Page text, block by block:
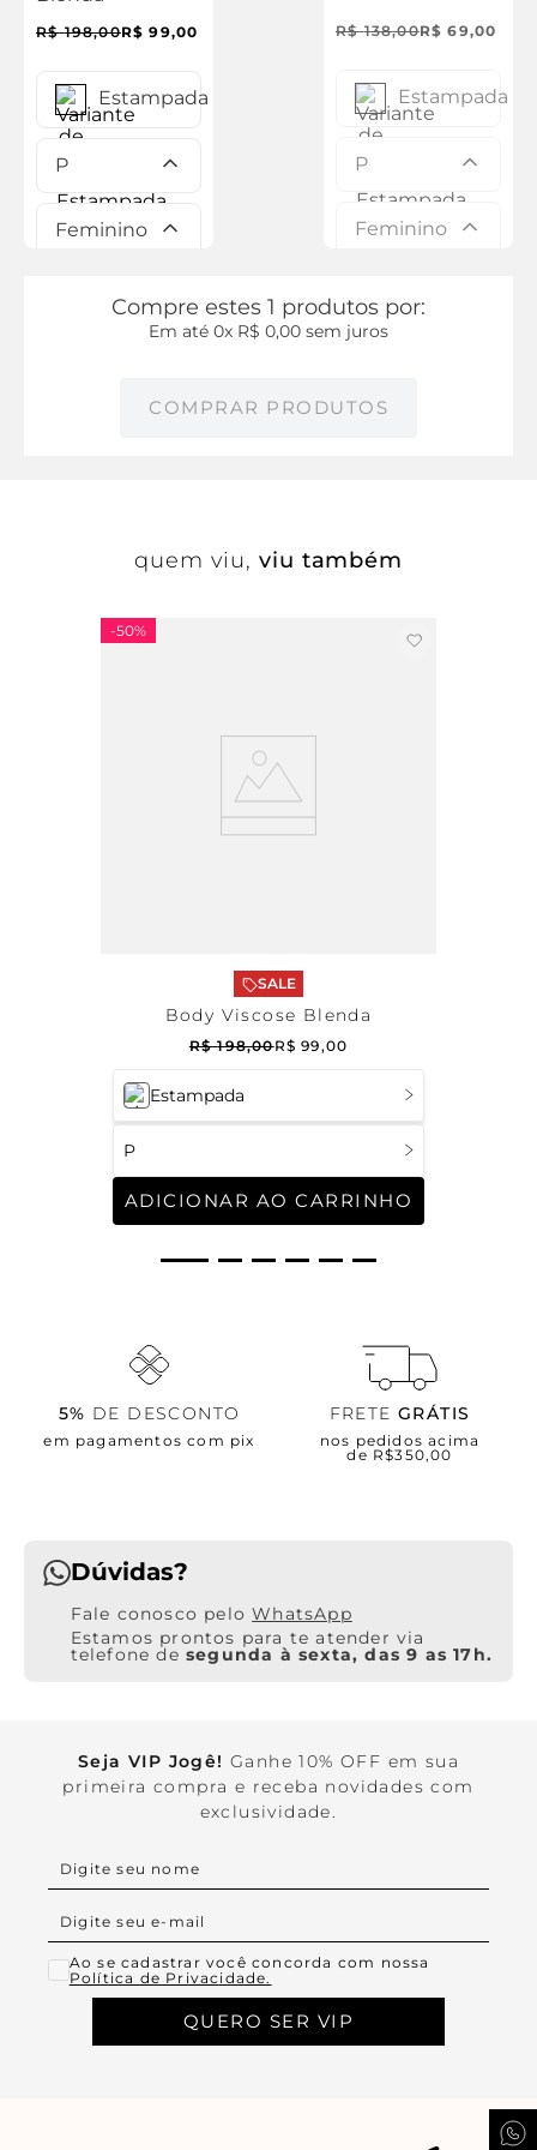
R$ 198,00R$ 99,00
Estampada
P
Feminino
R$ 138,00R$ 69,00
Estampada
P
Feminino
Compre estes 1 produtos por:
Em até 0x R$ 0,00 sem juros
COMPRAR PRODUTOS
quem viu, viu também
-50%
Estampada
P
ADICIONAR AO CARRINHO
SALE
Body Viscose Blenda
R$ 198,00R$ 99,00
5% DE DESCONTO
em pagamentos com pix
FRETE GRÁTIS
nos pedidos acima
de R$350,00
Dúvidas?
WhatsApp
Estamos prontos para te atender via
telefone de segunda à sexta, das 9 as 17h.
Seja VIP Jogê! Ganhe 10% OFF em sua
primeira compra e receba novidades com
exclusividade.
Ao se cadastrar você concorda com nossa
Política de Privacidade.
QUERO SER VIP